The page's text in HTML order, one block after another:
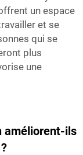
un espace
et se
qui se
plus
une
améliorent-ils